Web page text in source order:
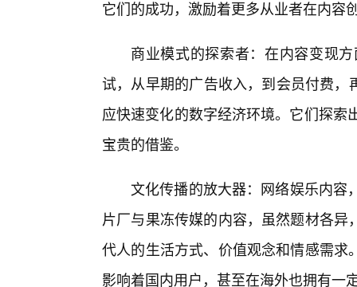
它们的成功，激励着更多从业者在内容
商业模式的探索者：在内容变现
试，从早期的广告收入，到会员付费
应快速变化的数字经济环境。它们探
宝贵的借鉴。
文化传播的放大器：网络娱乐内容
片厂与果冻传媒的内容，虽然题材各
代人的生活方式、价值观念和情感需
影响着国内用户，甚至在海外也拥有一